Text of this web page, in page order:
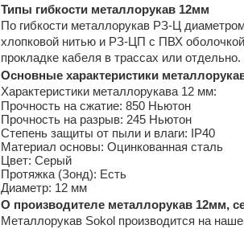
Типы гибкости металлорукав 12мм
По гибкости металлорукав РЗ-Ц
хлопковой нитью и РЗ-ЦП с ПВХ
прокладке кабеля в трассах или отдельно.
Основные характеристики
Характеристики металлорукава 12 мм:
Прочность на сжатие: 850 Ньютон
Прочность на разрыв: 245 Ньютон
Степень защиты от пыли и влаги: IP40
Материал основы: Оцинкованная сталь
Цвет: Серый
Протяжка (Зонд): Есть
Диаметр: 12 мм
О производителе металлорукав 12мм,
Металлорукав Sokol производится на